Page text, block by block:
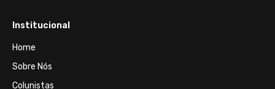
Institucional
Home
Sobre Nós
Colunistas